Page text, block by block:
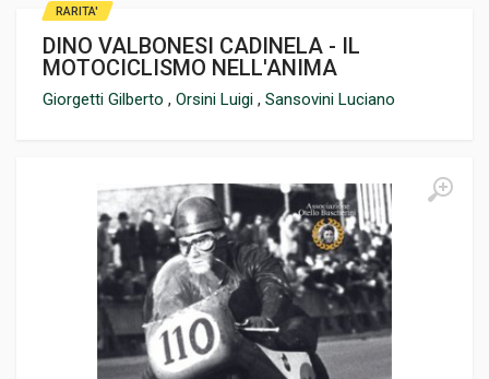
DINO VALBONESI CADINELA - IL
MOTOCICLISMO NELL'ANIMA
Giorgetti Gilberto , Orsini Luigi , Sansovini Luciano
RARITA'